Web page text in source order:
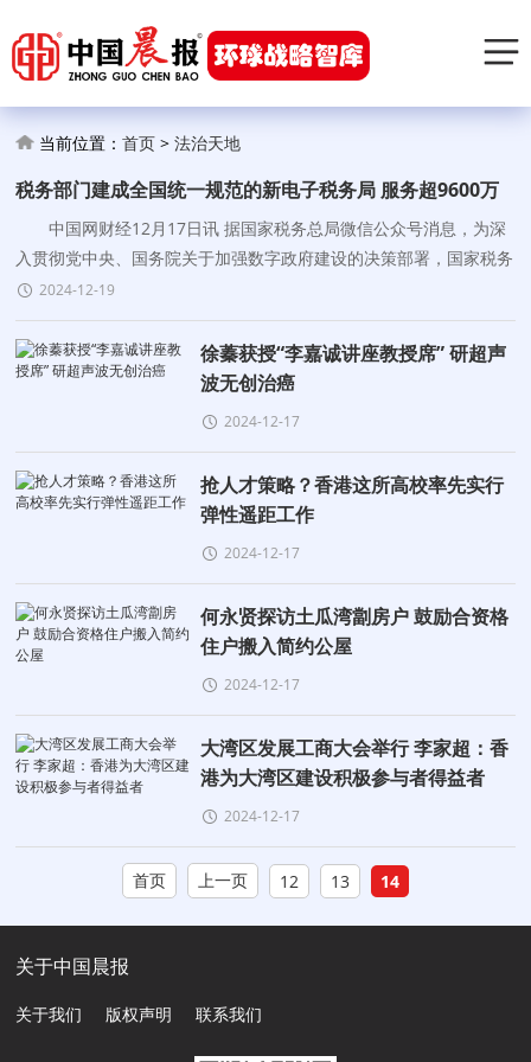
当前位置：首页 >法治天地
税务部门建成全国统一规范的新电子税务局 服务超9600万
纳税人
中国网财经12月17日讯 据国家税务总局微信公众号消息，为深
入贯彻党中央、国务院关于加强数字政府建设的决策部署，国家税务
总局坚持以税收大数据为驱动，建成并推广上线全国统一规范的新电
子税务局，实现税费服
2024-12-19
徐蓁获授“李嘉诚讲座教授席” 研超声
波无创治癌
2024-12-17
抢人才策略？香港这所高校率先实行
弹性遥距工作
2024-12-17
何永贤探访土瓜湾劏房户 鼓励合资格
住户搬入简约公屋
2024-12-17
大湾区发展工商大会举行 李家超：香
港为大湾区建设积极参与者得益者
2024-12-17
首页 上一页 12 13 14
关于中国晨报
关于我们 版权声明 联系我们